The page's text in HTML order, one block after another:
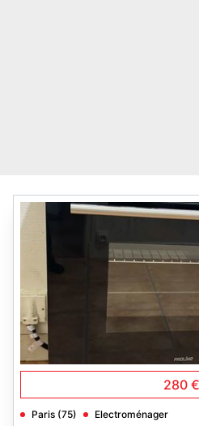
280 €
Paris (75) Electroménager